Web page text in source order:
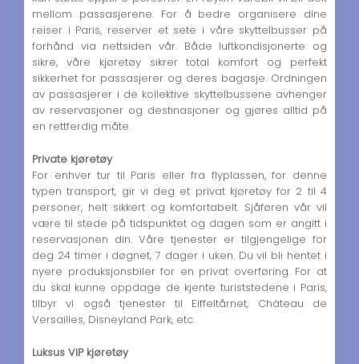
mellom passasjerene. For å bedre organisere dine
reiser i Paris, reserver et sete i våre skyttelbusser på
forhånd via nettsiden vår. Både luftkondisjonerte og
sikre, våre kjøretøy sikrer total komfort og perfekt
sikkerhet for passasjerer og deres bagasje. Ordningen
av passasjerer i de kollektive skyttelbussene avhenger
av reservasjoner og destinasjoner og gjøres alltid på
en rettferdig måte.
Private kjøretøy
For enhver tur til Paris eller fra flyplassen, for denne
typen transport, gir vi deg et privat kjøretøy for 2 til 4
personer, helt sikkert og komfortabelt. Sjåføren vår vil
være til stede på tidspunktet og dagen som er angitt i
reservasjonen din. Våre tjenester er tilgjengelige for
deg 24 timer i døgnet, 7 dager i uken. Du vil bli hentet i
nyere produksjonsbiler for en privat overføring. For at
du skal kunne oppdage de kjente turiststedene i Paris,
tilbyr vi også tjenester til Eiffeltårnet, Château de
Versailles, Disneyland Park, etc.
Luksus VIP kjøretøy